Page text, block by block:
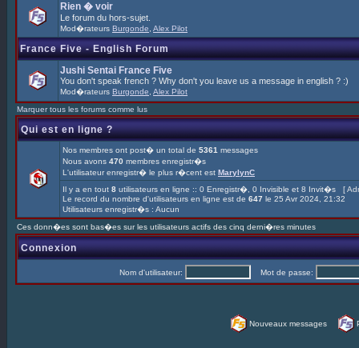
Rien � voir
Le forum du hors-sujet.
Mod�rateurs Burgonde Alex Pilot
France Five - English Forum
Jushi Sentai France Five
You don't speak french ? Why don't you leave us a message in english ? :)
Mod�rateurs Burgonde Alex Pilot
Marquer tous les forums comme lus
Qui est en ligne ?
Nos membres ont post� un total de 5361 messages
Nous avons 470 membres enregistr�s
L'utilisateur enregistr� le plus r�cent est MarylynC
Il y a en tout 8 utilisateurs en ligne :: 0 Enregistr�, 0 Invisible et 8 Invit�s [
Le record du nombre d'utilisateurs en ligne est de 647 le 25 Avr 2024, 21:32
Utilisateurs enregistr�s : Aucun
Ces donn�es sont bas�es sur les utilisateurs actifs des cinq derni�res minutes
Connexion
Nom d'utilisateur: Mot de passe:
Nouveaux messages